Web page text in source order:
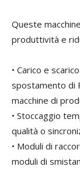
Queste
produttività e
• Carico e scarico
spostamento di
macchine di
• Stoccaggio
qualità o
• Moduli di
moduli di